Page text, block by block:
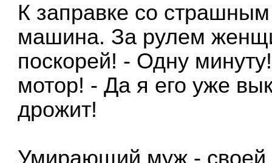
К заправке со
машина. За рулем
поскорей! - Одну
мотор! - Да я его уже
дрожит!